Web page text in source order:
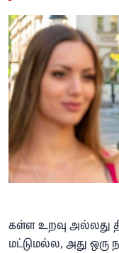
கள்ள உறவு அல்லது
மட்டுமல்ல, அது ஒரு